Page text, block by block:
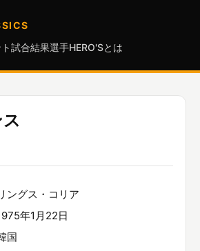
試合結果選手HERO'Sとは
ングス・コリア
年1月22日
国